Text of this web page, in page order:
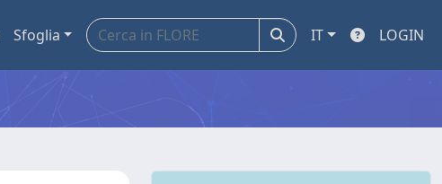
Sfoglia IT LOGIN